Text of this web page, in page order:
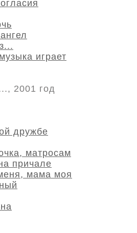
играет
2001 год
дружбе
матросам
причале
мама моя